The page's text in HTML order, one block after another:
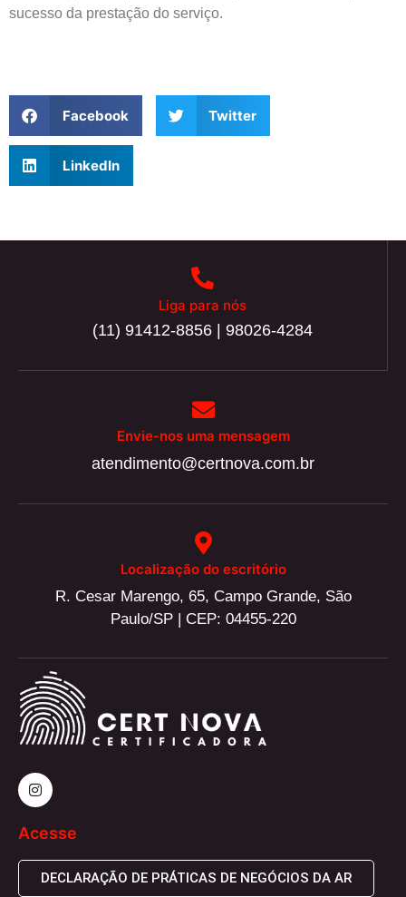
sucesso da prestação do serviço.
Facebook Twitter
LinkedIn
Liga para nós
(11) 91412-8856 | 98026-4284
Envie-nos uma mensagem
atendimento@certnova.com.br
Localização do escritório
R. Cesar Marengo, 65, Campo Grande, São
Paulo/SP | CEP: 04455-220
Acesse
DECLARAÇÃO DE PRÁTICAS DE NEGÓCIOS DA AR